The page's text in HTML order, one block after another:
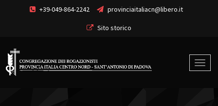
+39-049-864-2242 provinciaitaliacn@libero.it
Sito storico